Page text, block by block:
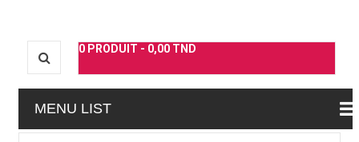
0 PRODUIT - 0,00 TND
MENU LIST